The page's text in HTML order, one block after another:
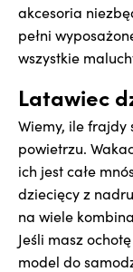
akcesoria
pełni
wszystkie
Latawiec
Wiemy, ile
powietrzu.
ich jest całe
dziecięcy z
na wiele
Jeśli masz
model do